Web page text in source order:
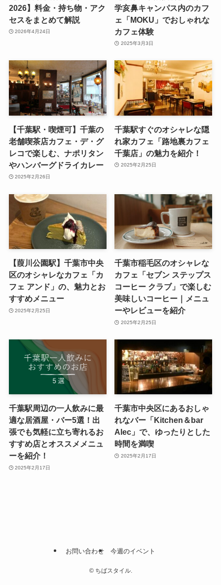
2026】料金・持ち物・アク
セスをまとめて解説
2026年4月24日
学亥鼻キャンパス内のカフ
ェ「MOKU」でおしゃれな
カフェ体験
2025年3月3日
【千葉駅・喫煙可】千葉の
老舗喫茶店カフェ・デ・グ
レコで楽しむ、ナポリタン
やハンバーグドライカレー
2025年2月26日
千葉駅すぐのオシャレな隠
れ家カフェ「路地裏カフェ
千葉店」の魅力を紹介！
2025年2月25日
【葭川公園駅】千葉市中央
区のオシャレなカフェ「カ
フェ アンド」の、魅力とお
すすめメニュー
2025年2月25日
千葉市稲毛区のオシャレな
カフェ「セブン ステップス
コーヒー クラブ」で楽しむ
美味しいコーヒー｜メニュ
ーやレビューを紹介
2025年2月25日
千葉駅周辺の一人飲みに最
適な居酒屋・バー5選！出
張でも気軽に立ち寄れるお
すすめ店とオススメメニュ
ーを紹介！
2025年2月17日
千葉市中央区にあるおしゃ
れなバー「Kitchen＆bar
Alec」で、ゆったりとした
時間を満喫
2025年2月17日
お問い合わせ 今週のイベント
©ちばスタイル.